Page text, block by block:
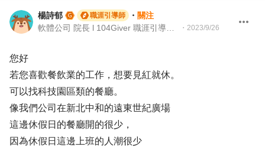
楊詩郁 職涯引導師 ・ 關注
・ 2023/9/26
您好
若您喜歡餐飲業的工作，想要見紅就休。
可以找科技園區類的餐廳。
像我們公司在新北中和的遠東世紀廣場
這邊休假日的餐廳開的很少，
因為休假日這邊上班的人潮很少